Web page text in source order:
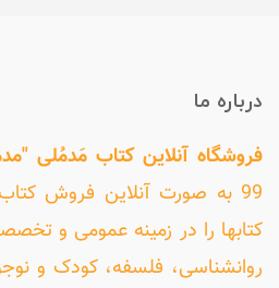
درباره ما
فروشگاه آنلاین کتاب مَدمُلی
99 به صورت آنلاین فروش
کتابها را در زمینه عمومی و
روانشناسی، فلسفه، کودک و